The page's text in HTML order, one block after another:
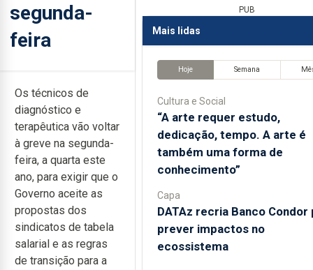
segunda-
feira
Os técnicos de
diagnóstico e
terapêutica vão voltar
à greve na segunda-
feira, a quarta este
ano, para exigir que o
Governo aceite as
propostas dos
sindicatos de tabela
salarial e as regras
de transição para a
PUB
Mais lidas
Hoje Semana
Cultura e Social
“A arte requer estudo,
dedicação, tempo. A arte é
também uma forma de
conhecimento”
Capa
DATAz recria Banco Condor
prever impactos no
ecossistema